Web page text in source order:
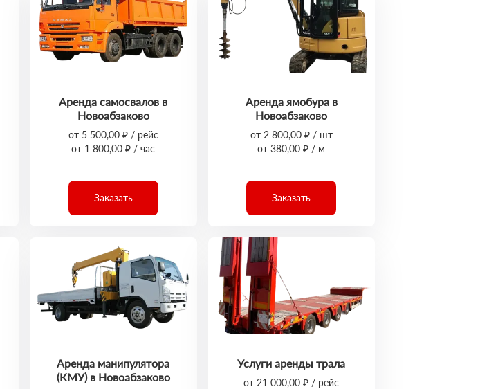
Аренда самосвалов в
Новоабзаково
от 5 500,00 ₽ / рейс
от 1 800,00 ₽ / час
Заказать
Аренда ямобура в
Новоабзаково
от 2 800,00 ₽ / шт
от 380,00 ₽ / м
Заказать
Аренда манипулятора
(КМУ) в Новоабзаково
Услуги аренды трала
от 21 000,00 ₽ / рейс